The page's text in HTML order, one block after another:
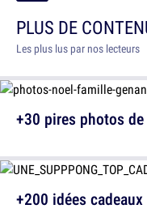
PLUS DE
Les plus lus par nos lecteurs
+30 pires photos
+200 idées